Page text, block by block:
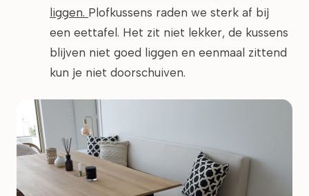
liggen. Plofkussens raden we sterk af bij
een eettafel. Het zit niet lekker, de kussens
blijven niet goed liggen en eenmaal zittend
kun je niet doorschuiven.